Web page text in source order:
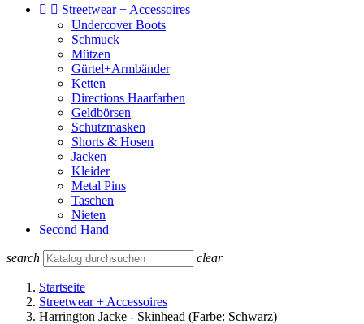
  Streetwear + Accessoires
Undercover Boots
Schmuck
Mützen
Gürtel+Armbänder
Ketten
Directions Haarfarben
Geldbörsen
Schutzmasken
Shorts & Hosen
Jacken
Kleider
Metal Pins
Taschen
Nieten
Second Hand
search clear
Startseite
Streetwear + Accessoires
Harrington Jacke - Skinhead (Farbe: Schwarz)